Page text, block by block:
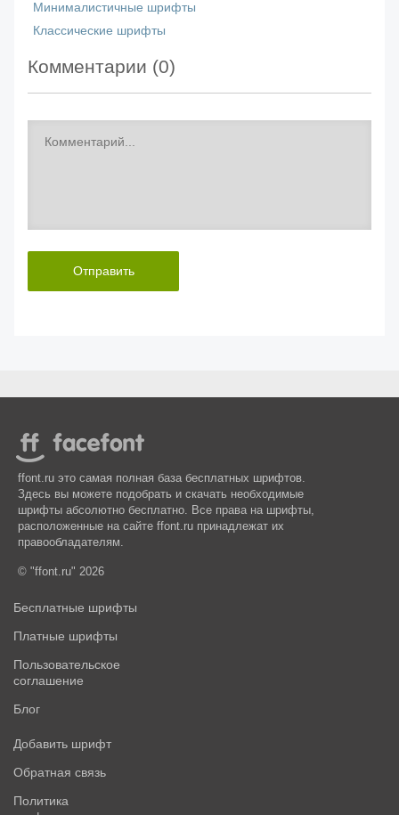
Минималистичные шрифты
Классические шрифты
Комментарии (0)
Отправить
ffont.ru это самая полная база бесплатных шрифтов.
Здесь вы можете подобрать и скачать необходимые
шрифты абсолютно бесплатно. Все права на шрифты,
расположенные на сайте ffont.ru принадлежат их
правообладателям.
© "ffont.ru" 2026
Бесплатные шрифты
Платные шрифты
Пользовательское
соглашение
Блог
Добавить шрифт
Обратная связь
Политика